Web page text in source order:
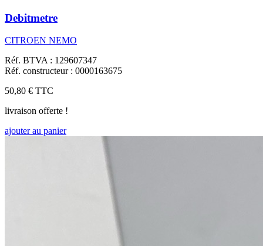
Debitmetre
CITROEN NEMO
Réf. BTVA : 129607347
Réf. constructeur : 0000163675
50,80 € TTC
livraison offerte !
ajouter au panier